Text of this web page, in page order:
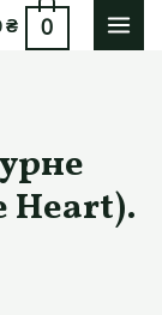
₴ 0
Heart).